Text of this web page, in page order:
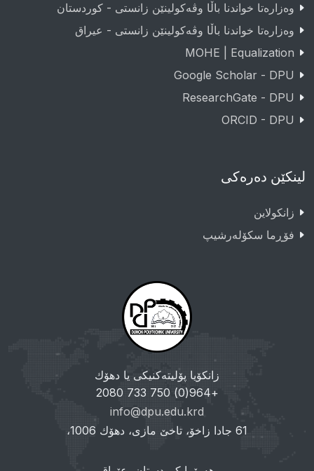
وەزارەتا خواندنا باڵا وڤەکولینێن زانستی - کوردستان
وەزارەتا خواندنا باڵا وڤەکولینێن زانستی - عيراق
MOHE | Equalization
Google Scholar - DPU
ResearchGate - DPU
ORCID - DPU
لینکێن دەرەکی
زانکولاین
فۆڕما سکۆلەرشیپ
زانکۆیا پۆلیتەکنیکی یا دهۆك
+964(0) 750 733 2080
info@dpu.edu.krd
61 جادا زاخۆ، تاخێ مازی، دهۆك 1006،